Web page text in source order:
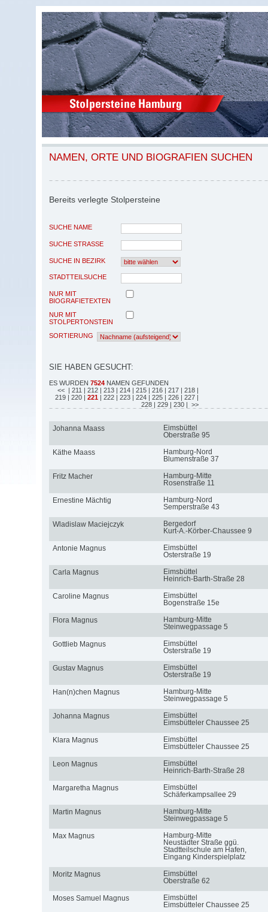
NAMEN, ORTE UND BIOGRAFIEN SUCHEN
Bereits verlegte Stolpersteine
SUCHE NAME
SUCHE STRASSE
SUCHE IN BEZIRK
STADTTEILSUCHE
NUR MIT
BIOGRAFIETEXTEN
NUR MIT
STOLPERTONSTEIN
SORTIERUNG
SIE HABEN GESUCHT:
ES WURDEN 7524 NAMEN GEFUNDEN
<< | 211 | 212 | 213 | 214 | 215 | 216 | 217 | 218 |
219 | 220 | 221 | 222 | 223 | 224 | 225 | 226 | 227 |
228 | 229 | 230 | >>
Johanna Maass
Eimsbüttel
Oberstraße 95
Käthe Maass
Hamburg-Nord
Blumenstraße 37
Fritz Macher
Hamburg-Mitte
Rosenstraße 11
Ernestine Mächtig
Hamburg-Nord
Semperstraße 43
Wladislaw Maciejczyk
Bergedorf
Kurt-A.-Körber-Chaussee 9
Antonie Magnus
Eimsbüttel
Osterstraße 19
Carla Magnus
Eimsbüttel
Heinrich-Barth-Straße 28
Caroline Magnus
Eimsbüttel
Bogenstraße 15e
Flora Magnus
Hamburg-Mitte
Steinwegpassage 5
Gottlieb Magnus
Eimsbüttel
Osterstraße 19
Gustav Magnus
Eimsbüttel
Osterstraße 19
Han(n)chen Magnus
Hamburg-Mitte
Steinwegpassage 5
Johanna Magnus
Eimsbüttel
Eimsbütteler Chaussee 25
Klara Magnus
Eimsbüttel
Eimsbütteler Chaussee 25
Leon Magnus
Eimsbüttel
Heinrich-Barth-Straße 28
Margaretha Magnus
Eimsbüttel
Schäferkampsallee 29
Martin Magnus
Hamburg-Mitte
Steinwegpassage 5
Max Magnus
Hamburg-Mitte
Neustädter Straße ggü.
Stadtteilschule am Hafen,
Eingang Kinderspielplatz
Moritz Magnus
Eimsbüttel
Oberstraße 62
Moses Samuel Magnus
Eimsbüttel
Eimsbütteler Chaussee 25